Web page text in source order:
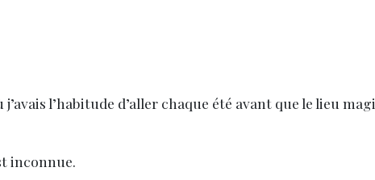
l’habitude d’aller chaque été avant que le lieu
inconnue.